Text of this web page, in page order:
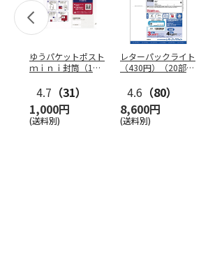
ゆうパケットポスト
ｍｉｎｉ封筒（1個
4.7 （31）
1,000円
(送料別)
レターパックライト
（430円）（20部セ
4.6 （80）
8,600円
(送料別)